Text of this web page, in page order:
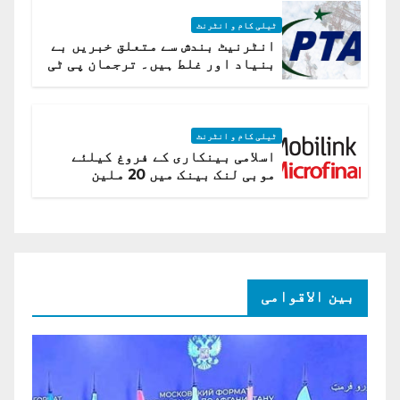
ٹیلی کام و انٹرنٹ
انٹرنیٹ بندش سے متعلق خبریں بے
بنیاد اور غلط ہیں۔ ترجمان پی ٹی
ٹیلی کام و انٹرنٹ
اسلامی بینکاری کے فروغ کیلئے
موبی لنک بینک میں 20 ملین
بین الاقوامی